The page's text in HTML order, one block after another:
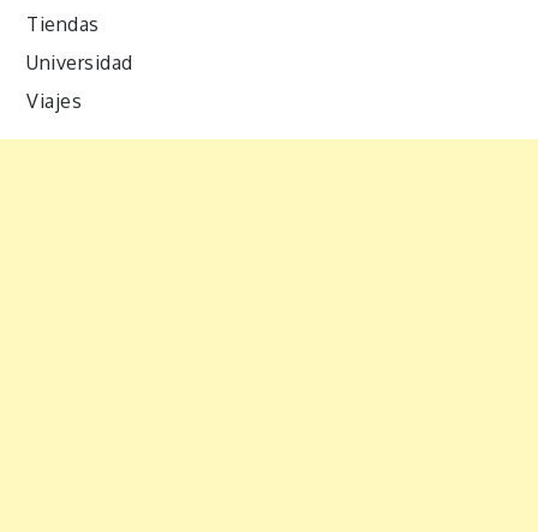
Tiendas
Universidad
Viajes